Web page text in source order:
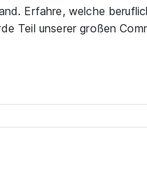
Erfahre, welche
Teil unserer großen